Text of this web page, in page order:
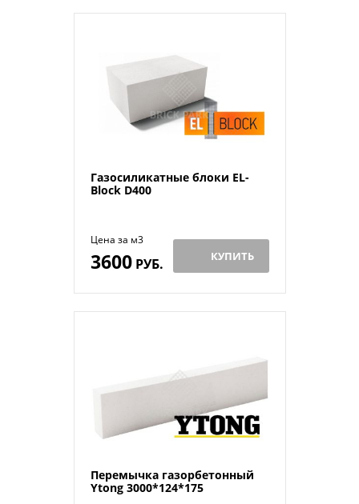
Газосиликатные блоки EL-
Block D400
Цена за м3
3600РУБ. КУПИТЬ
Перемычка газорбетонный
Ytong 3000*124*175